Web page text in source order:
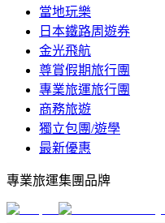
當地玩樂
日本鐵路周遊券
金光飛航
尊賞假期旅行團
專業旅運旅行團
商務旅遊
獨立包團/遊學
最新優惠
專業旅運集團品牌